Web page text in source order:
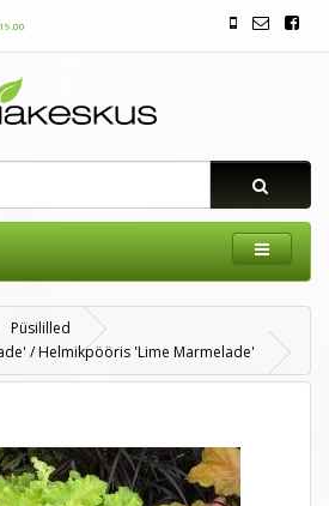
Püsililled
/ Helmikpööris 'Lime Marmelade'